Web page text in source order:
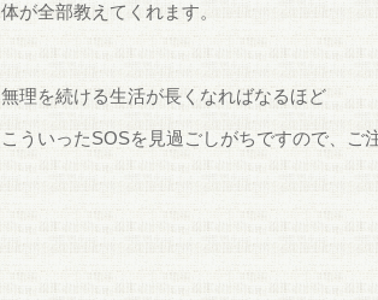
体が全部教えてくれます。
無理を続ける生活が長くなればなるほど
こういったSOSを見過ごしがちですので、ご